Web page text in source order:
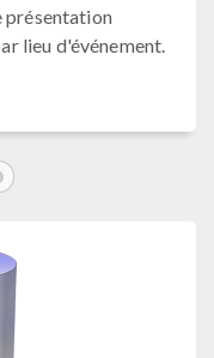
présentation
lieu d'événement.